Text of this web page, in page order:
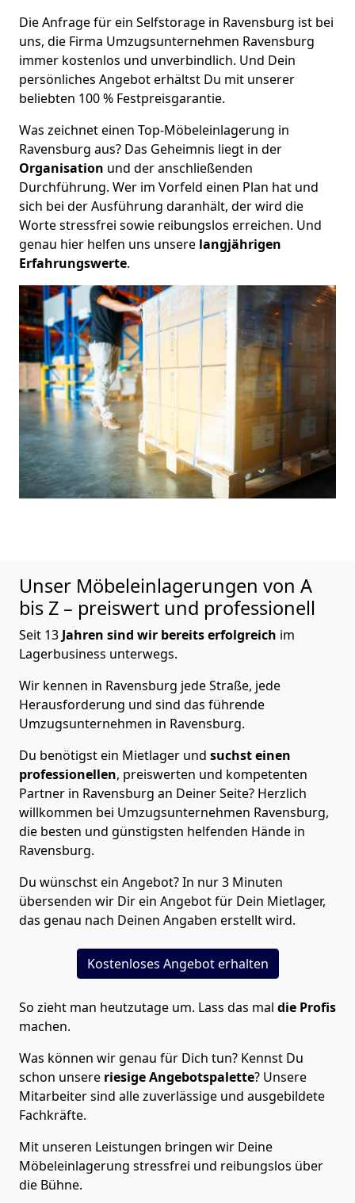
Die Anfrage für ein Selfstorage in Ravensburg ist bei
uns, die Firma Umzugsunternehmen Ravensburg
immer kostenlos und unverbindlich. Und Dein
persönliches Angebot erhältst Du mit unserer
beliebten 100 % Festpreisgarantie.
Was zeichnet einen Top-Möbeleinlagerung in
Ravensburg aus? Das Geheimnis liegt in der
Organisation und der anschließenden
Durchführung. Wer im Vorfeld einen Plan hat und
sich bei der Ausführung daranhält, der wird die
Worte stressfrei sowie reibungslos erreichen. Und
genau hier helfen uns unsere langjährigen
Erfahrungswerte.
Unser Möbeleinlagerungen von A
bis Z – preiswert und professionell
Seit 13 Jahren sind wir bereits erfolgreich im
Lagerbusiness unterwegs.
Wir kennen in Ravensburg jede Straße, jede
Herausforderung und sind das führende
Umzugsunternehmen in Ravensburg.
Du benötigst ein Mietlager und suchst einen
professionellen, preiswerten und kompetenten
Partner in Ravensburg an Deiner Seite? Herzlich
willkommen bei Umzugsunternehmen Ravensburg,
die besten und günstigsten helfenden Hände in
Ravensburg.
Du wünschst ein Angebot? In nur 3 Minuten
übersenden wir Dir ein Angebot für Dein Mietlager,
das genau nach Deinen Angaben erstellt wird.
Kostenloses Angebot erhalten
So zieht man heutzutage um. Lass das mal die Profis
machen.
Was können wir genau für Dich tun? Kennst Du
schon unsere riesige Angebotspalette? Unsere
Mitarbeiter sind alle zuverlässige und ausgebildete
Fachkräfte.
Mit unseren Leistungen bringen wir Deine
Möbeleinlagerung stressfrei und reibungslos über
die Bühne.